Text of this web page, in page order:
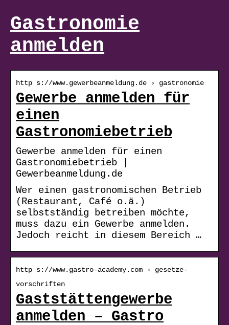
Gastronomie
anmelden
http s://www.gewerbeanmeldung.de › gastronomie
Gewerbe anmelden für
einen
Gastronomiebetrieb
Gewerbe anmelden für einen
Gastronomiebetrieb |
Gewerbeanmeldung.de
Wer einen gastronomischen Betrieb
(Restaurant, Café o.ä.)
selbstständig betreiben möchte,
muss dazu ein Gewerbe anmelden.
Jedoch reicht in diesem Bereich …
http s://www.gastro-academy.com › gesetze-
vorschriften
Gaststättengewerbe
anmelden – Gastro